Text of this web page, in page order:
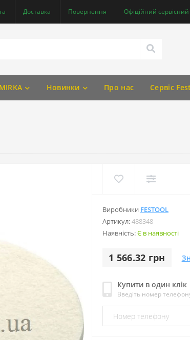
Доставка Повернення Офіційний
MIRKA Новинки Про нас Сервіс
Виробники FESTOOL
Артикул:488348
Наявність:Є в наявності
1 566.32 грн
Купити в один клік
Введіть номер